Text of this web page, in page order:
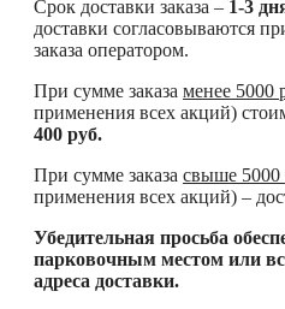
Срок доставки заказа – 1-3
доставки согласовываются
заказа оператором.
При сумме заказа менее 5000
применения всех акций)
400 руб.
При сумме заказа свыше 5000
применения всех акций) –
Убедительная просьба
парковочным местом или
адреса доставки.